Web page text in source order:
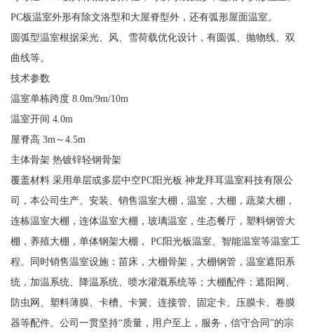
PC板温室外形有除文洛型和大屋脊型外，还有弧形屋面温室。
圆弧型温室根据采光、风、雪荷载优化设计，有圆弧、抛物线、双
曲线等。
技术参数
温室单栋跨度 8.0m/9m/10m
温室开间 4.0m
屋脊高 3m～4.5m
主体骨架 热镀锌轻钢骨架
覆盖材料 采用单层或多层中空PC阳光板 神龙拜耳温室科技有限公
司，本公司生产、安装、销售温室大棚，温室，大棚，蔬菜大棚，
连栋温室大棚，连体温室大棚，玻璃温室，生态餐厅，塑料钢管大
棚，养殖大棚，单体钢架大棚， PC阳光板温室、智能温室等温室工
程。同时销售温室设施：苗床，大棚骨架，大棚钢管，温室遮阳系
统，加温系统、降温系统、喷水灌溉系统等；大棚配件：遮阳网、
防虫网、塑料薄膜、卡槽、卡簧、连接管、固定卡、压膜卡、卷膜
器等配件。公司一贯坚持“质量，用户至上，服务，信守合同”的宗